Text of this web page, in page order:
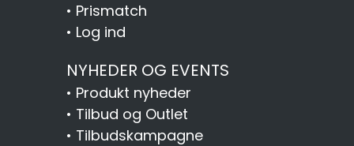
• Prismatch
• Log ind
NYHEDER OG EVENTS
• Produkt nyheder
• Tilbud og Outlet
• Tilbudskampagne